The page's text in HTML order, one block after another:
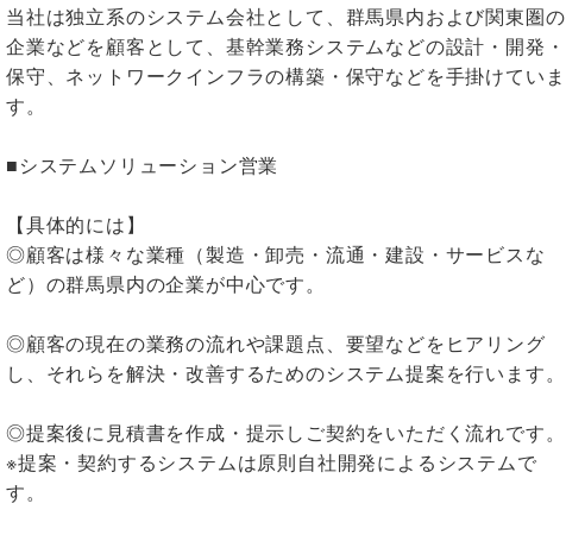
当社は独立系のシステム会社として、群馬県内および関東圏の
企業などを顧客として、基幹業務システムなどの設計・開発・
保守、ネットワークインフラの構築・保守などを手掛けていま
す。
■システムソリューション営業
【具体的には】
◎顧客は様々な業種（製造・卸売・流通・建設・サービスな
ど）の群馬県内の企業が中心です。
◎顧客の現在の業務の流れや課題点、要望などをヒアリング
し、それらを解決・改善するためのシステム提案を行います。
◎提案後に見積書を作成・提示しご契約をいただく流れです。
※提案・契約するシステムは原則自社開発によるシステムで
す。